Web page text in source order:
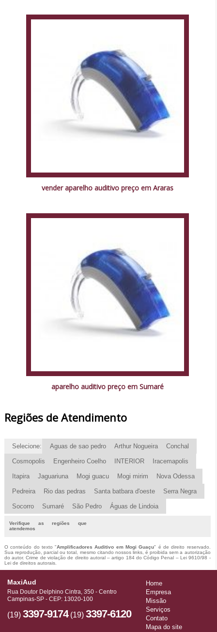
vender aparelho auditivo preço em Araras
aparelho auditivo preço em Sumaré
Regiões de Atendimento
Selecione: Aguas de sao pedro Arthur Nogueira Conchal
Cosmopolis Engenheiro Coelho INTERIOR Iracemapolis
Itapira Jaguariuna Mogi guacu Mogi mirim Nova Odessa
Pedreira Rio das pedras Santa batbara d'oeste Serra Negra
Socorro Sumaré São Pedro Águas de Lindoia
Verifique as regiões que
atendemos
O conteúdo do texto "Amplificadores Auditivo em Mogi Guaçu" é de direito reservado.
Sua reprodução, parcial ou total, mesmo citando nossos links, é proibida sem a autorização
do autor. Crime de violação de direito autoral – artigo 184 do Código Penal –Lei 9610/98 -
Lei de direitos autorais.
MaxiAud
Rua Doutor Delphino Cintra, 350 - Centro
Campinas-SP - CEP: 13020-100
(19) 3397-9174(19) 3397-6120
Home
Empresa
Missão
Serviços
Contato
Mapa do site